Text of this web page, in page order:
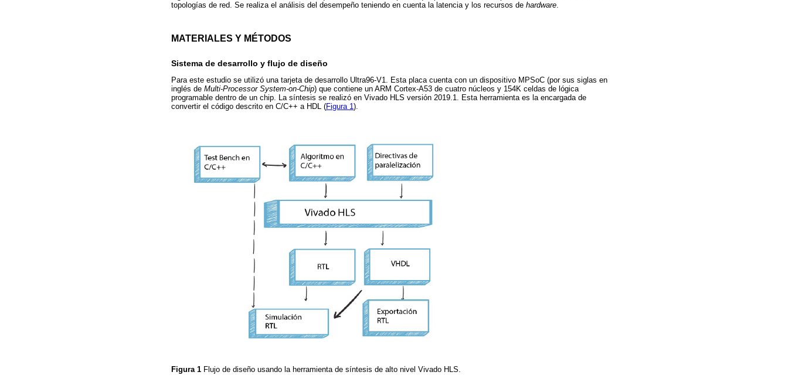
topologías de red. Se realiza el análisis del desempeño teniendo en cuenta la latencia y los recursos de hardware
MATERIALES Y MÉTODOS
Sistema de desarrollo y flujo de diseño
Para este estudio se utilizó una tarjeta de desarrollo Ultra96-V1. Esta placa cuenta con un dispositivo MPSoC (por sus siglas en
inglés de Multi-Processor System-on-Chip) que contiene un ARM Cortex-A53 de cuatro núcleos y 154K celdas de lógica
programable dentro de un chip. La síntesis se realizó en Vivado HLS versión 2019.1. Esta herramienta es la encargada de
convertir el código descrito en C/C++ a HDL (Figura 1).
Figura 1 Flujo de diseño usando la herramienta de síntesis de alto nivel Vivado HLS.